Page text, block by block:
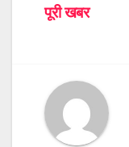
पूरी खबर